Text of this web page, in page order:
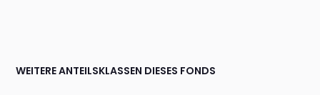
WEITERE ANTEILSKLASSEN DIESES FONDS